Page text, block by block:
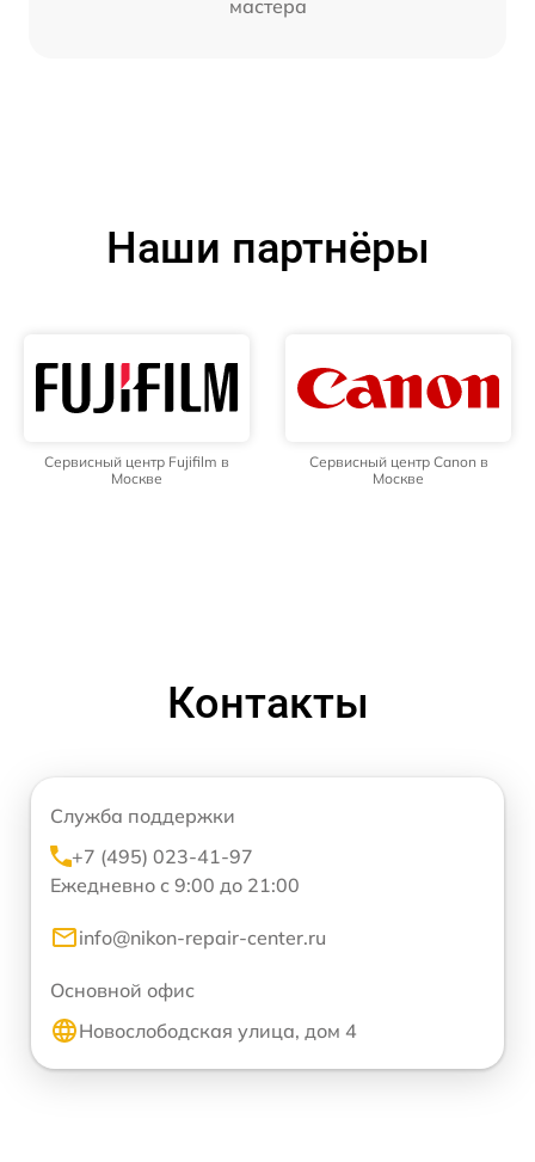
мастера
Наши партнёры
Сервисный центр Fujifilm в
Москве
Сервисный центр Canon в
Москве
Контакты
Служба поддержки
+7 (495) 023-41-97
Ежедневно с 9:00 до 21:00
info@nikon-repair-center.ru
Основной офис
Новослободская улица, дом 4